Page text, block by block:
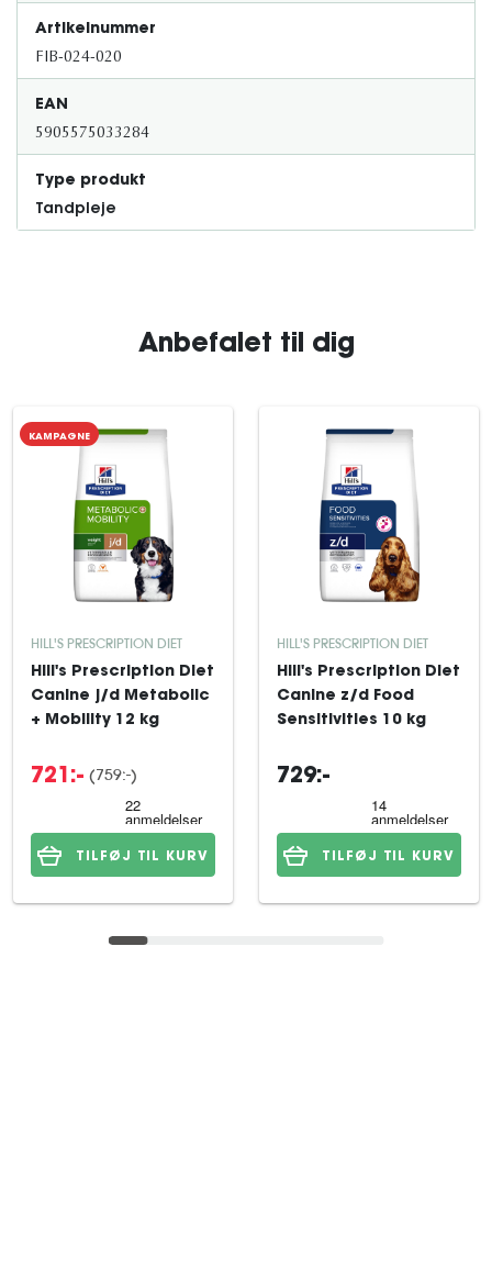
Artikelnummer
FIB-024-020
EAN
5905575033284
Type produkt
Tandpleje
Anbefalet til dig
KAMPAGNE
HILL'S PRESCRIPTION DIET
Hill's Prescription Diet
Canine j/d Metabolic
+ Mobility 12 kg
721:- (759:-)
TILFØJ TIL KURV
HILL'S PRESCRIPTION DIET
Hill's Prescription Diet
Canine z/d Food
Sensitivities 10 kg
729:-
TILFØJ TIL KURV